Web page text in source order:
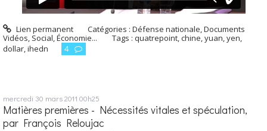
Lien permanent Catégories :Défense nationale,Documents
Vidéos, Social, Économie... Tags : quatrepoint,chine,yuan,yen,
dollar,ihedn 4
mercredi 30 mars 2011 00h25
Matières premières - Nécessités vitales et spéculation,
par François Reloujac